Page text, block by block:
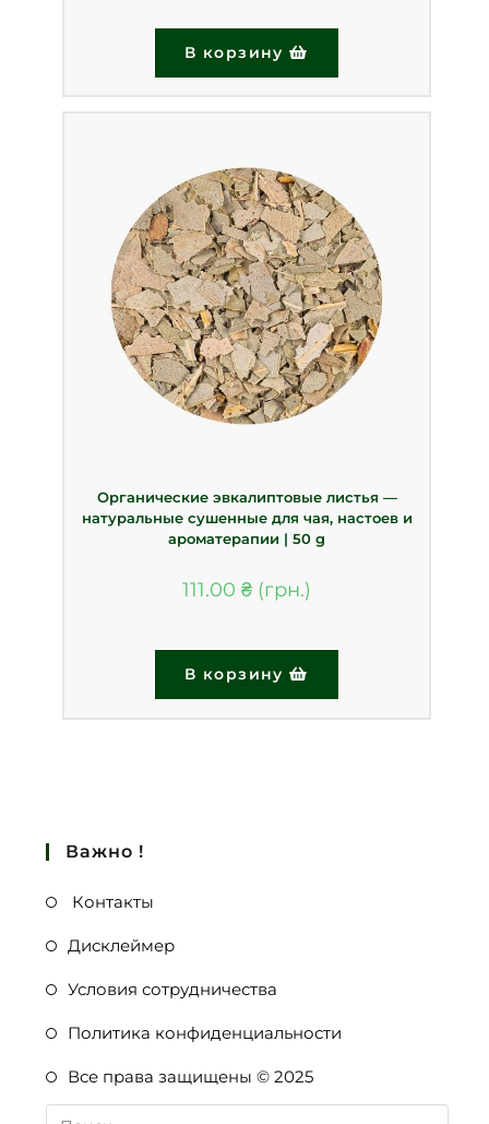
В корзину
Органические эвкалиптовые листья —
натуральные сушенные для чая, настоев и
ароматерапии | 50 g
111.00 ₴
В корзину
Важно !
Контакты
Дисклеймер
Условия сотрудничества
Политика конфиденциальности
Все права защищены © 2025